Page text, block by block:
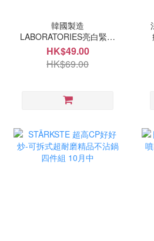
韓國製造
LABORATORIES亮白緊緻
鉑金臻稀光萃水凝霜50ml
10月中
HK$49.00
HK$69.00